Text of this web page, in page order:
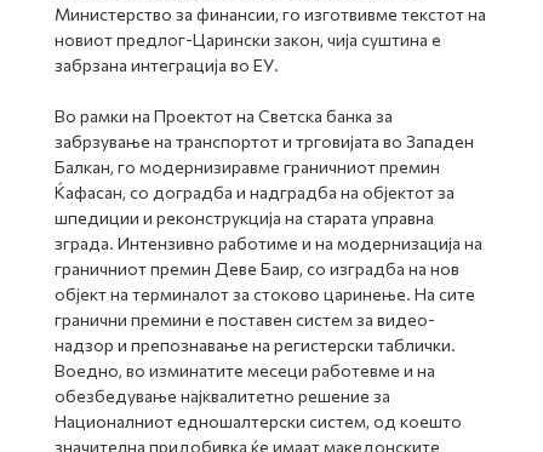
Министерство за финансии, го изготвивме текстот на
новиот предлог-Царински закон, чија суштина е
забрзана интеграција во ЕУ.
Во рамки на Проектот на Светска банка за
забрзување на транспортот и трговијата во Западен
Балкан, го модернизиравме граничниот премин
Ќафасан, со доградба и надградба на објектот за
шпедиции и реконструкција на старата управна
зграда. Интензивно работиме и на модернизација на
граничниот премин Деве Баир, со изградба на нов
објект на терминалот за стоково царинење. На сите
гранични премини е поставен систем за видео-
надзор и препознавање на регистерски таблички.
Воедно, во изминатите месеци работевме и на
обезбедување најквалитетно решение за
Националниот едношалтерски систем, од коешто
значителна придобивка ќе имаат македонските